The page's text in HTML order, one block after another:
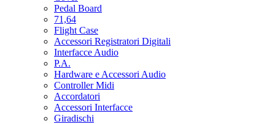
Pedal Board
71,64
Flight Case
Accessori Registratori Digitali
Interfacce Audio
P.A.
Hardware e Accessori Audio
Controller Midi
Accordatori
Accessori Interfacce
Giradischi